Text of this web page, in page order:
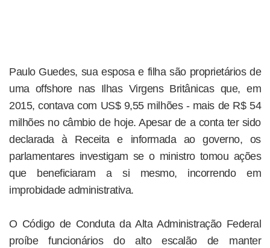
Paulo Guedes, sua esposa e filha são proprietários de
uma offshore nas Ilhas Virgens Britânicas que, em
2015, contava com US$ 9,55 milhões - mais de R$ 54
milhões no câmbio de hoje. Apesar de a conta ter sido
declarada à Receita e informada ao governo, os
parlamentares investigam se o ministro tomou ações
que beneficiaram a si mesmo, incorrendo em
improbidade administrativa.
O Código de Conduta da Alta Administração Federal
proíbe funcionários do alto escalão de manter